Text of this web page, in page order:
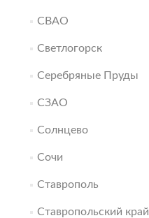
СВАО
Светлогорск
Серебряные Пруды
СЗАО
Солнцево
Сочи
Ставрополь
Ставропольский край